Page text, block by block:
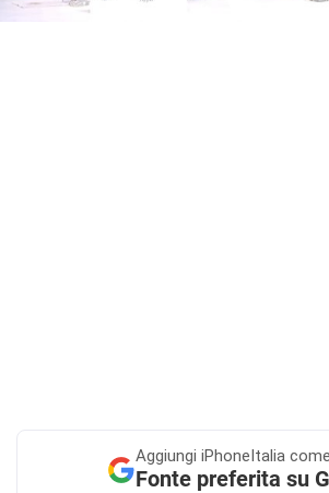
Aggiungi iPhoneItalia come
Fonte preferita su